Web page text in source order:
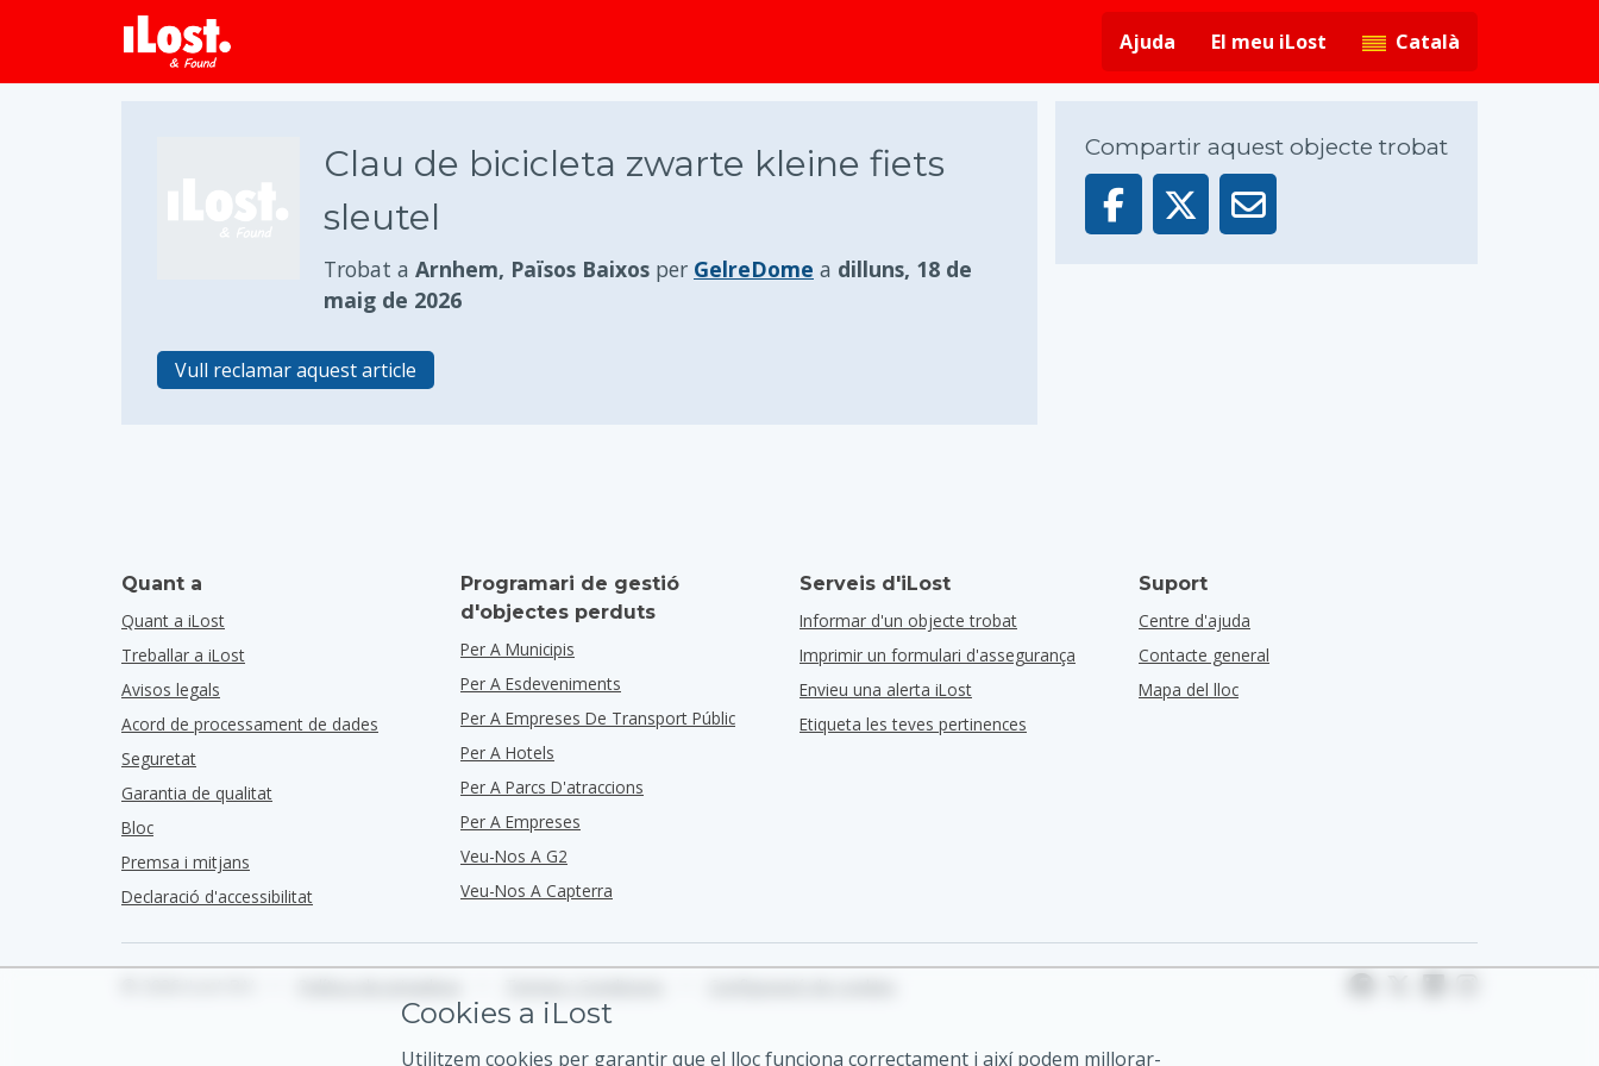
Ajuda
El meu iLost Català
Clau de bicicleta zwarte kleine fiets
sleutel
Trobat a Arnhem, Països Baixos per GelreDome a dilluns, 18 de
maig de 2026
Vull reclamar aquest article
Compartir aquest objecte trobat
Quant a
Quant a iLost
Treballar a iLost
Avisos legals
Acord de processament de dades
Seguretat
Garantia de qualitat
Bloc
Premsa i mitjans
Declaració d'accessibilitat
Programari de gestió
d'objectes perduts
Per A Municipis
Per A Esdeveniments
Per A Empreses De Transport Públic
Per A Hotels
Per A Parcs D'atraccions
Per A Empreses
Veu-Nos A G2
Veu-Nos A Capterra
Serveis d'iLost
Informar d'un objecte trobat
Imprimir un formulari d'assegurança
Envieu una alerta iLost
Etiqueta les teves pertinences
Suport
Centre d'ajuda
Contacte general
Mapa del lloc
Cookies a iLost
Utilitzem cookies per garantir que el lloc funciona correctament i així podem millorar-